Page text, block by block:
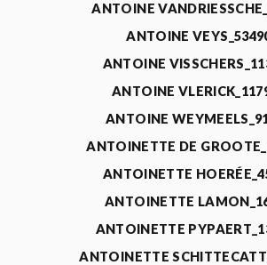
ANTOINE
ANTOINE
ANTOINE
ANTOINE
ANTOINE
ANTOINETTE DE
ANTOINETTE
ANTOINETTE
ANTOINETTE
ANTOINETTE